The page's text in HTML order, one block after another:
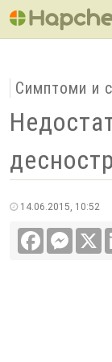
Симптоми и
14.06.2015, 10:52
Facebook